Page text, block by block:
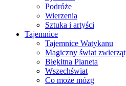
Podróże
Wierzenia
Sztuka i artyści
Tajemnice
Tajemnice Watykanu
Magiczny świat zwierząt
Błękitna Planeta
Wszechświat
Co może mózg